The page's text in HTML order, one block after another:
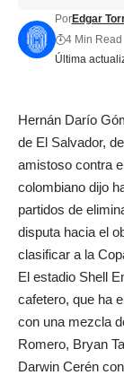
Última
PorEdgar
4 Min Read
Hernán Darío
de El Salvador,
amistoso contra
colombiano dijo
partidos de
disputa hacia el
clasificar a la
El estadio Shell
cafetero, que ha
con una mezcla
Romero, Bryan
Darwin Cerén